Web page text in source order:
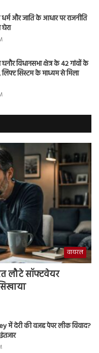
और जाति के आधार पर राजनीति
विधानसभा क्षेत्र के 42 गांवों के
लिफ्ट सिस्टम के माध्यम से मिला
वायरल
लौटे सॉफ्टवेयर
में देरी की वजह पेपर लीक विवाद?